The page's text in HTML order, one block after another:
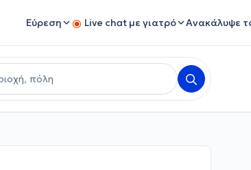
Εύρεση Live chat με γιατρό Ανακάλυψε